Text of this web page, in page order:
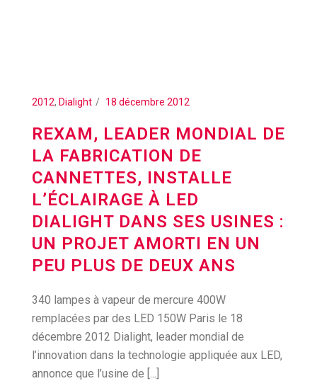
2012, Dialight 18 décembre 2012
REXAM, LEADER MONDIAL DE
LA FABRICATION DE
CANNETTES, INSTALLE
L’ÉCLAIRAGE À LED
DIALIGHT DANS SES USINES :
UN PROJET AMORTI EN UN
PEU PLUS DE DEUX ANS
340 lampes à vapeur de mercure 400W
remplacées par des LED 150W Paris le 18
décembre 2012 Dialight, leader mondial de
l’innovation dans la technologie appliquée aux LED,
annonce que l’usine de [...]